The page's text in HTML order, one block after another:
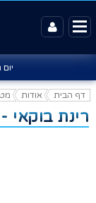
דף הבית אודות
רינת בוקאי